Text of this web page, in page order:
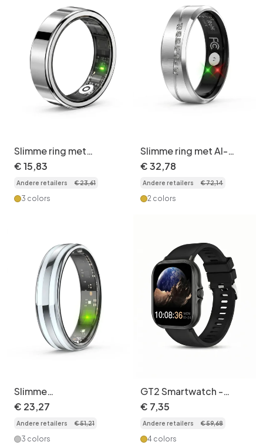
Slimme ring met
gezondheidstracker:
Gezondheidsmonitoringsring
€15,83
Andere retailers €23,61
3 colors
Slimme ring met AI-
vibratie:
gezondheidstracker
met slaap- en
hartslagmonitoring
€32,78
Andere retailers €72,14
2 colors
Slimme
gezondheidsring met
activiteitstracker |
Slaap- en
hartslagmonitor
€ 23,27
Andere retailers €51,21
3 colors
GT2 Smartwatch -
Siliconen horlogeband
met draadloos bellen,
fitnesstracker en
notificaties CXI-00003
€ 7,35
Andere retailers €59,68
4 colors